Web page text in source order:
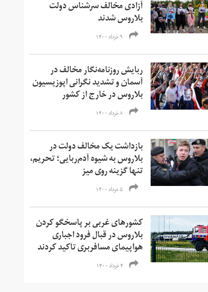
آزادی مخالف سرشناس دولت
بلاروس شدند
۹ خرداد ۱۴۰۰
ربایش روزنامه‌نگار مخالف در
آسمان و تشدید نگرانی اپوزیسیون
بلاروس در خارج از کشور
۸ خرداد ۱۴۰۰
بازداشت یک مخالف دولت در
بلاروس به شیوه آدم‌ربایی؛ تحریم‌،
تنها گزینه روی میز
۵ خرداد ۱۴۰۰
کشورهای غربی بر پاسخگو کردن
بلاروس در قبال فرود اجباری
هواپیمای مسافربری تاکید کردند
۴ خرداد ۱۴۰۰